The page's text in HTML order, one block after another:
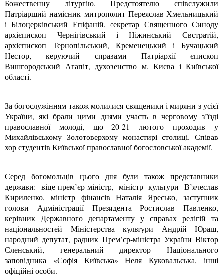
Божественну літургію. Предстоятелю співслужили
Патріарший намісник митрополит Переяслав-Хмельницький
і Білоцерківський Епіфаній, секретар Священного Синоду
архієпископ Чернігівський і Ніжинський Євстратій,
архієпископ Тернопільський, Кременецький і Бучацький
Нестор, керуючий справами Патріархії єпископ
Вишгородський Агапіт, духовенство м. Києва і Київської
області.
За богослужінням також молилися священики і миряни з усієї
України, які брали цими днями участь в черговому з’їзді
православної молоді, що 20-21 лютого проходив у
Михайлівському Золотоверхому монастирі столиці. Співав
хор студентів Київської православної богословської академії.
Серед богомольців цього дня були також представники
держави: віце-прем’єр-міністр, міністр культури В’ячеслав
Кириленко, міністр фінансів Наталія Яресько, заступник
голови Адміністрації Президента Ростислав Павленко,
керівник Державного департаменту у справах релігій та
національностей Міністерства культури Андрій Юраш,
народний депутат, радник Прем’єр-міністра України Віктор
Єленський, генеральний директор Національного
заповідника «Софія Київська» Неля Куковальська, інші
офіційні особи.